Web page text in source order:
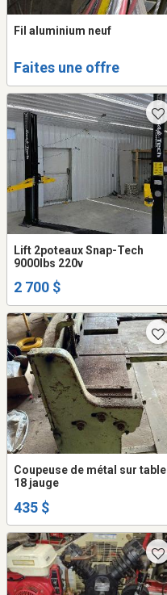
Fil aluminium neuf
Faites une offre
Lift 2poteaux Snap-Tech
9000lbs 220v
2 700 $
Coupeuse de métal sur table
18 jauge
435 $